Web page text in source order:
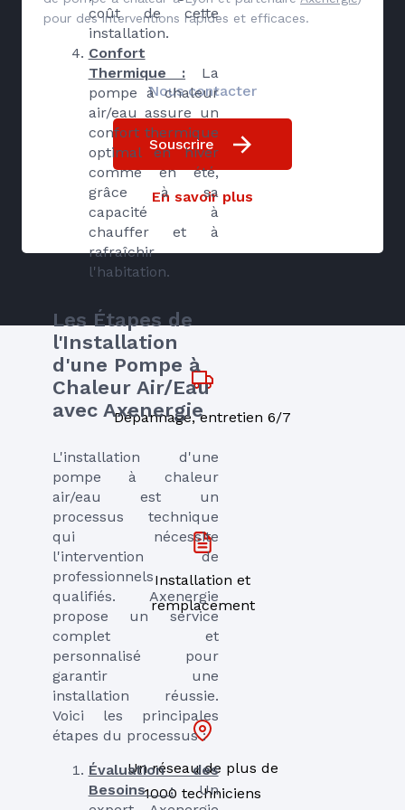
coût de cette
installation.
Confort
Thermique : La
pompe à chaleur
air/eau assure un
confort thermique
optimal en hiver
comme en été,
grâce à sa
capacité à
chauffer et à
rafraîchir
l'habitation.
Les Étapes de
l'Installation
d'une Pompe à
Chaleur Air/Eau
avec Axenergie
L'installation d'une
pompe à chaleur
air/eau est un
processus technique
qui nécessite
l'intervention de
professionnels
qualifiés. Axenergie
propose un service
complet et
personnalisé pour
garantir une
installation réussie.
Voici les principales
étapes du processus :
Évaluation des
Besoins :Un
pour des interventions rapides et efficaces.
Nous contacter
Souscrire
En savoir plus
Dépannage, entretien 6/7
Installation et
remplacement
Un réseau de plus de
1000 techniciens